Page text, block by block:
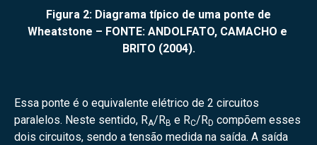
Figura 2: Diagrama típico de uma ponte de
Wheatstone – FONTE: ANDOLFATO, CAMACHO e
BRITO (2004).
Essa ponte é o equivalente elétrico de 2 circuitos
paralelos. Neste sentido, RA/RB e RC/RD compõem esses
dois circuitos, sendo a tensão medida na saída. A saída